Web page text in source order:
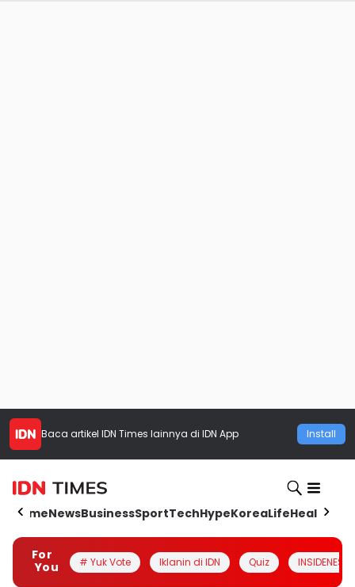
Baca artikel IDN Times lainnya di IDN App Install
HomeNewsBusinessSportTechHypeKoreaLifeHealth
For
You
# Yuk Vote Iklanin di IDN Quiz INSIDENESIA